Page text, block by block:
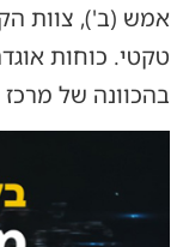
אמש (ב'), צוות
בהכוונה של